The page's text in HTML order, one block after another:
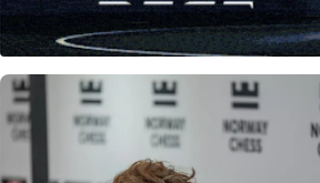
ترید EURUSD با اسپرد از صفر پیپ
ثبت نام کنید